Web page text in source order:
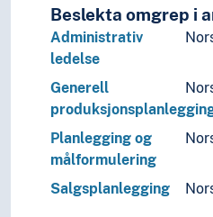
Pedagogikk
Psykologi
Realfag
Rettsvitenskap
Samfunnsvitenskap
Språk
Tid i enheter, stadier og
Beslekta omgrep i
Administrativ
ledelse
Generell
Planlegging og
målformulering
Salgsplanlegging